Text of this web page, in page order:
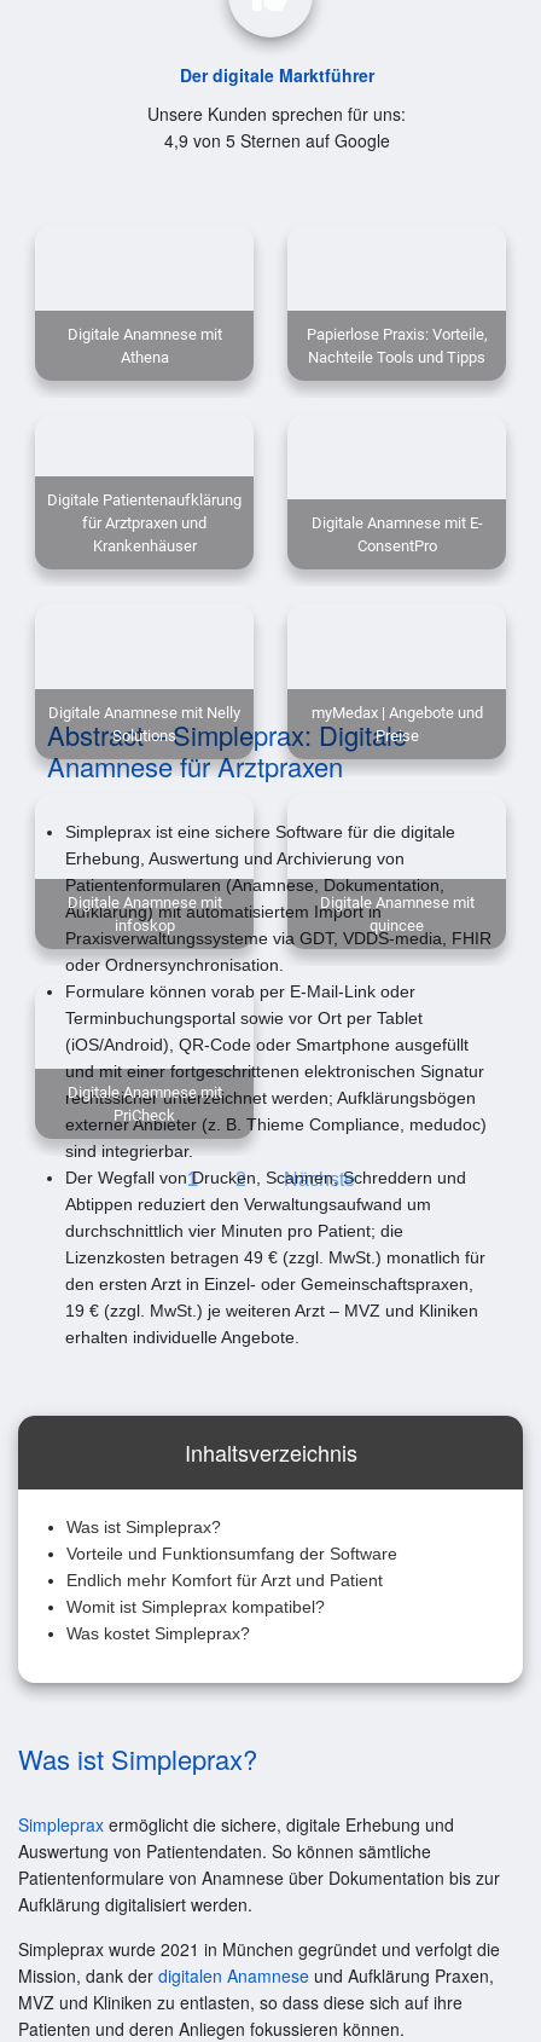
Der digitale Marktführer
Unsere Kunden sprechen für uns:
4,9 von 5 Sternen auf Google
Digitale Anamnese mit
Athena
Papierlose Praxis: Vorteile,
Nachteile Tools und Tipps
Digitale Patientenaufklärung
für Arztpraxen und
Krankenhäuser
Digitale Anamnese mit E-
ConsentPro
Digitale Anamnese mit Nelly
Solutions
myMedax | Angebote und
Preise
Digitale Anamnese mit
infoskop
Digitale Anamnese mit
quincee
Digitale Anamnese mit
PriCheck
1 2 Nächste
Abstract – Simpleprax: Digitale
Anamnese für Arztpraxen
Simpleprax ist eine sichere Software für die digitale
Erhebung, Auswertung und Archivierung von
Patientenformularen (Anamnese, Dokumentation,
Aufklärung) mit automatisiertem Import in
Praxisverwaltungssysteme via GDT, VDDS-media, FHIR
oder Ordnersynchronisation.
Formulare können vorab per E-Mail-Link oder
Terminbuchungsportal sowie vor Ort per Tablet
(iOS/Android), QR-Code oder Smartphone ausgefüllt
und mit einer fortgeschrittenen elektronischen Signatur
rechtssicher unterzeichnet werden; Aufklärungsbögen
externer Anbieter (z. B. Thieme Compliance, medudoc)
sind integrierbar.
Der Wegfall von Drucken, Scannen, Schreddern und
Abtippen reduziert den Verwaltungsaufwand um
durchschnittlich vier Minuten pro Patient; die
Lizenzkosten betragen 49 € (zzgl. MwSt.) monatlich für
den ersten Arzt in Einzel- oder Gemeinschaftspraxen,
19 € (zzgl. MwSt.) je weiteren Arzt – MVZ und Kliniken
erhalten individuelle Angebote.
Inhaltsverzeichnis
Was ist Simpleprax?
Vorteile und Funktionsumfang der Software
Endlich mehr Komfort für Arzt und Patient
Womit ist Simpleprax kompatibel?
Was kostet Simpleprax?
Was ist Simpleprax?
Simpleprax ermöglicht die sichere, digitale Erhebung und
Auswertung von Patientendaten. So können sämtliche
Patientenformulare von Anamnese über Dokumentation bis zur
Aufklärung digitalisiert werden.
Simpleprax wurde 2021 in München gegründet und verfolgt die
Mission, dank der digitalen Anamnese und Aufklärung Praxen,
MVZ und Kliniken zu entlasten, so dass diese sich auf ihre
Patienten und deren Anliegen fokussieren können.